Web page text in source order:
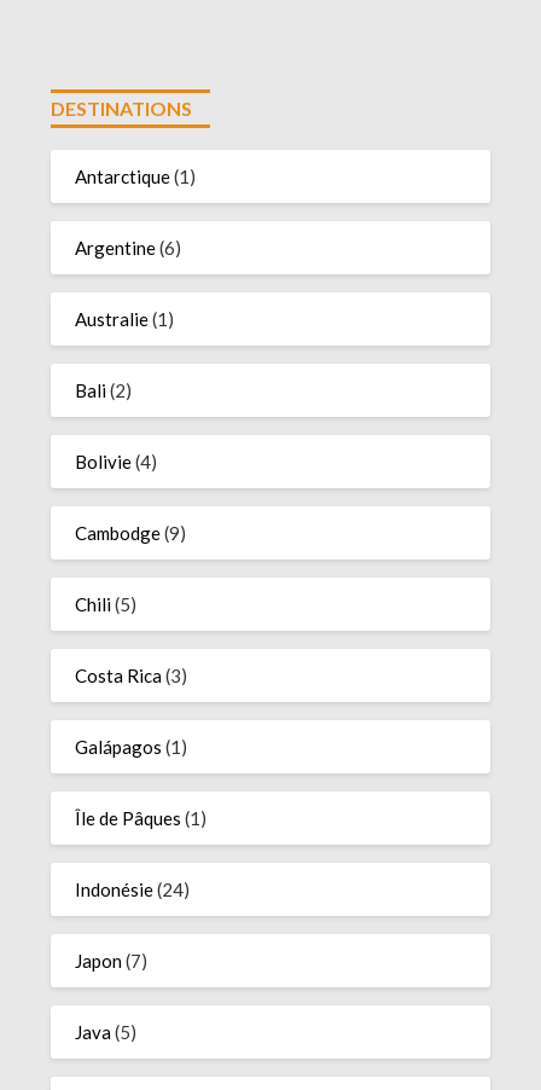
DESTINATIONS
Antarctique(1)
Argentine(6)
Australie(1)
Bali(2)
Bolivie(4)
Cambodge(9)
Chili(5)
Costa Rica(3)
Galápagos (1)
Île de Pâques (1)
Indonésie(24)
Japon(7)
Java(5)